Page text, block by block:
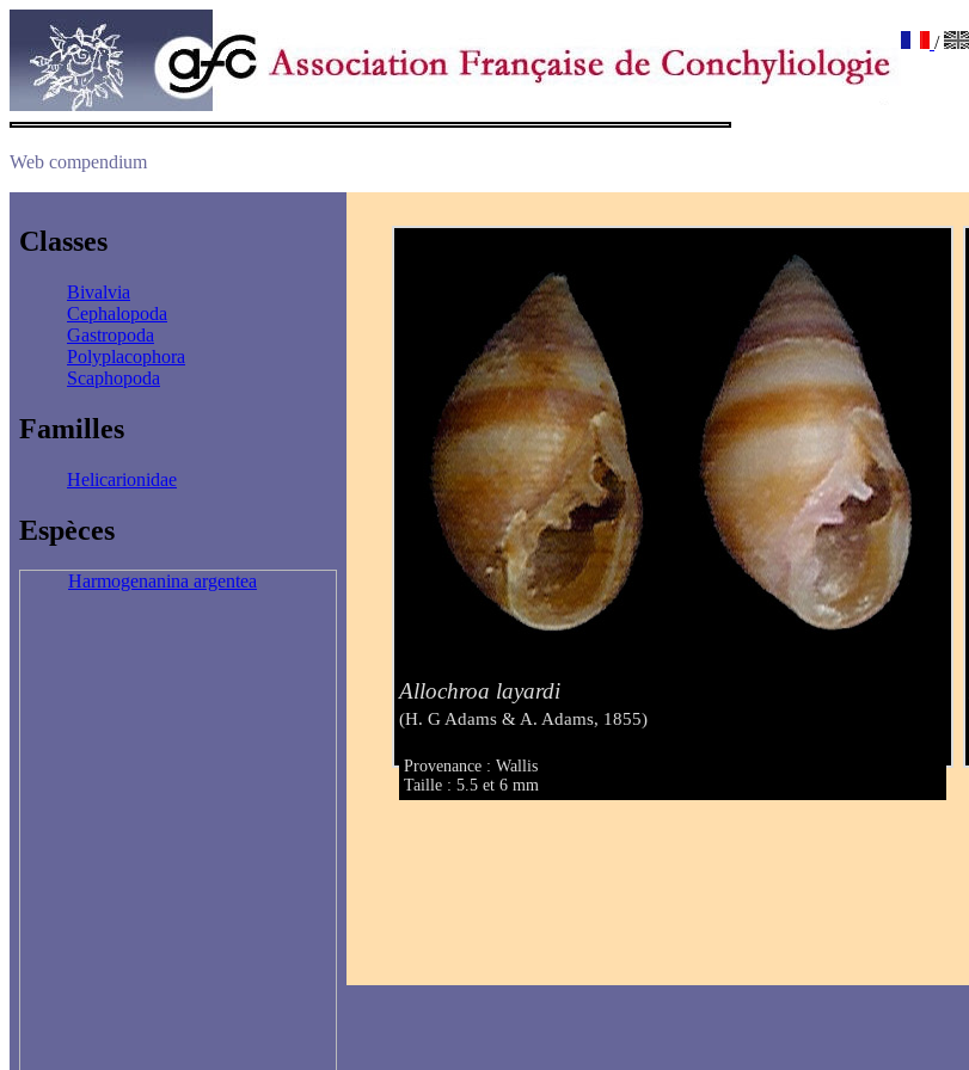
/
Web compendium
Classes
Bivalvia
Cephalopoda
Gastropoda
Polyplacophora
Scaphopoda
Familles
Helicarionidae
Espèces
Harmogenanina argentea
Allochroa layardi
(H. G Adams & A. Adams, 1855)
Provenance : Wallis
Taille : 5.5 et 6 mm